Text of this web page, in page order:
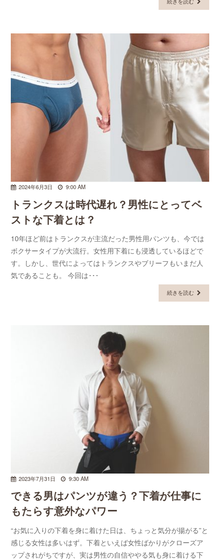
2024年6月3日 9:00 AM
トランクスは時代遅れ？男性にとってベ
ストな下着とは？
10年ほど前はトランクスが主流だった男性用パンツも、今では
ボクサータイプが大流行。女性用下着にも浸透しているほどで
す。しかし、世代によってはトランクスやブリーフもいまだ人
気であることも。 今回は･･･
続きを読む
2023年7月31日 9:30 AM
できる男はパンツが違う？下着が仕事に
もたらす意外なパワー
“お気に入りの下着を身に着けた日は、ちょっと気分が揚がる”と
感じる女性は多いはず。下着といえば女性ばかりがクローズア
ップされがちですが、実は男性の自信ややる気も身に着ける下